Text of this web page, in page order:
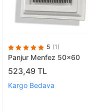
5 (1)
Panjur Menfez 50x60
523,49 TL
Kargo Bedava